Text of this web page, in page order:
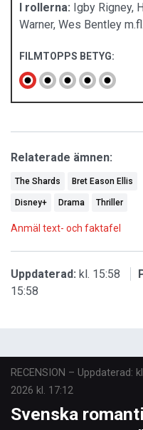
I rollerna: Igby Rigney,
Warner, Wes Bentley m.fl.
FILMTOPPS BETYG:
Relaterade ämnen:
The Shards Bret Eason Ellis
Disney+ Drama Thriller
Anmäl text- och faktafel
Uppdaterad: kl. 15:58
15:58
RECENSION – Uppdaterad:
2026 kl. 17:12
Svenska